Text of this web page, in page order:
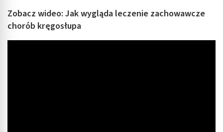
Zobacz wideo: Jak wygląda leczenie zachowawcze
chorób kręgosłupa